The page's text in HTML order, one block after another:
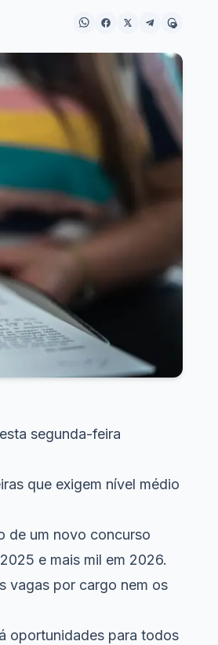
segunda-feira
que exigem nível médio
de um novo concurso
e mais mil em 2026.
vagas por cargo nem os
oportunidades para todos